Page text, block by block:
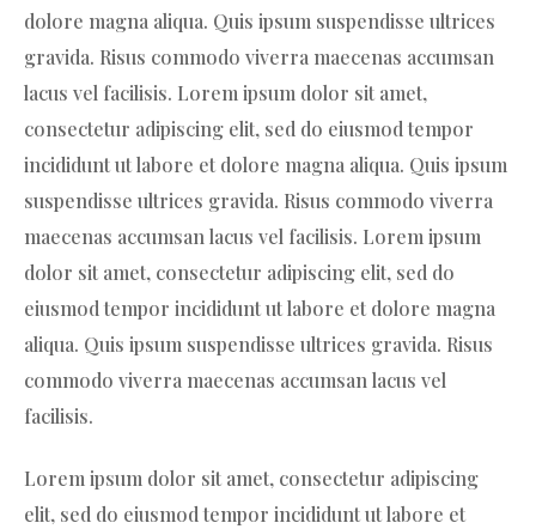
dolore magna aliqua. Quis ipsum suspendisse ultrices
gravida. Risus commodo viverra maecenas accumsan
lacus vel facilisis. Lorem ipsum dolor sit amet,
consectetur adipiscing elit, sed do eiusmod tempor
incididunt ut labore et dolore magna aliqua. Quis ipsum
suspendisse ultrices gravida. Risus commodo viverra
maecenas accumsan lacus vel facilisis. Lorem ipsum
dolor sit amet, consectetur adipiscing elit, sed do
eiusmod tempor incididunt ut labore et dolore magna
aliqua. Quis ipsum suspendisse ultrices gravida. Risus
commodo viverra maecenas accumsan lacus vel
facilisis.
Lorem ipsum dolor sit amet, consectetur adipiscing
elit, sed do eiusmod tempor incididunt ut labore et